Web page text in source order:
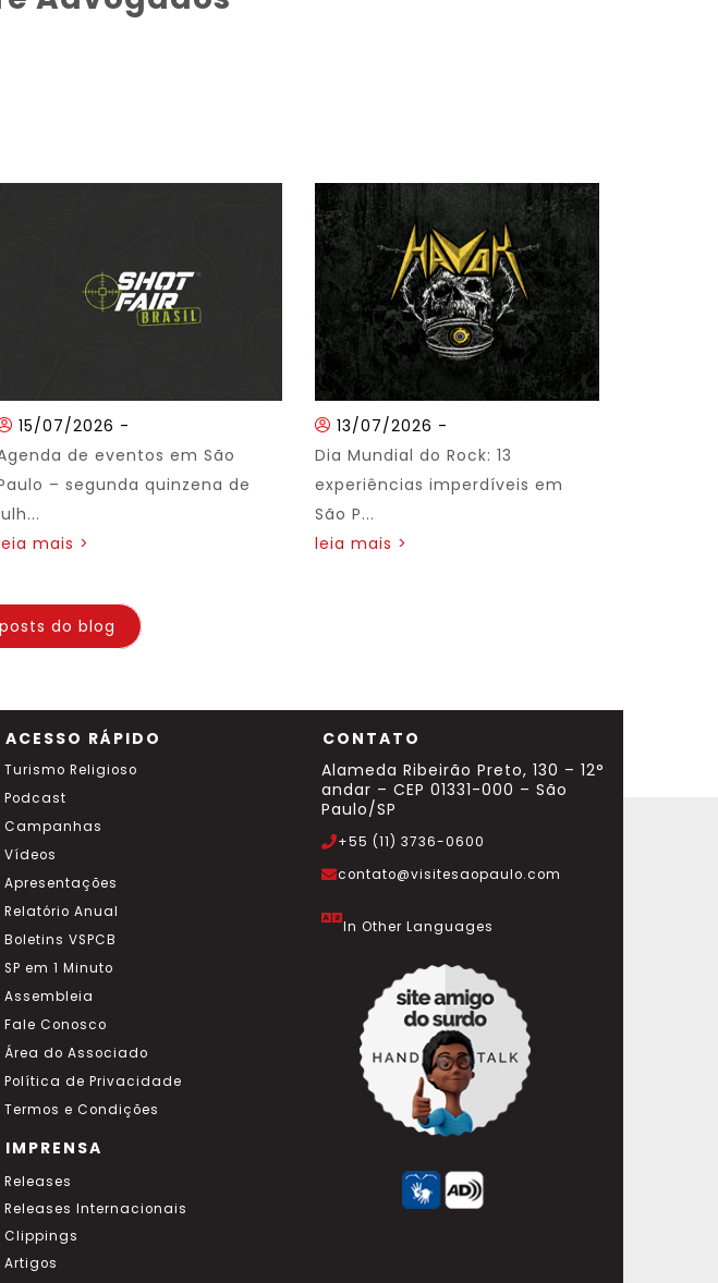
15/07/2026 -
de eventos em São
– segunda quinzena de
mais >
13/07/2026 -
Dia Mundial do Rock: 13
experiências imperdíveis em
São P...
leia mais >
do blog
ACESSO RÁPIDO
Turismo Religioso
Podcast
Campanhas
Vídeos
Apresentações
Relatório Anual
Boletins VSPCB
SP em 1 Minuto
Assembleia
Fale Conosco
Área do Associado
Política de Privacidade
Termos e Condições
IMPRENSA
Releases
Releases Internacionais
Clippings
Artigos
CONTATO
Alameda Ribeirão Preto, 130 – 12°
andar – CEP 01331-000 – São
Paulo/SP
+55 (11) 3736-0600
contato@visitesaopaulo.com
In Other Languages